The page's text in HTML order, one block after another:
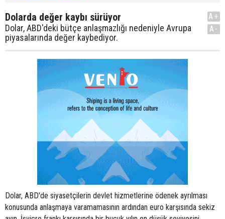
Dolarda değer kaybı sürüyor
Dolar, ABD'deki bütçe anlaşmazlığı nedeniyle Avrupa
piyasalarında değer kaybediyor.
A+
A-
Dolar, ABD'de siyasetçilerin devlet hizmetlerine ödenek ayrılması
konusunda anlaşmaya varamamasının ardından euro karşısında sekiz